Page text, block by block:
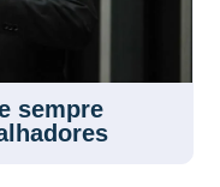
sempre